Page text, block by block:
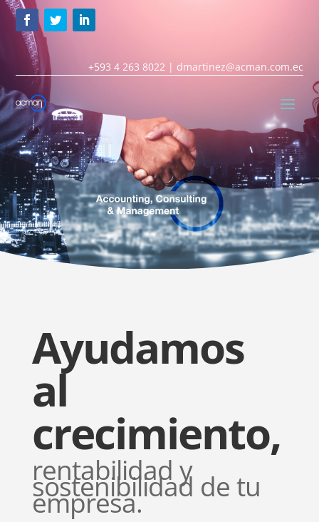
+593 4 263 8022 | dmartinez@acman.com.ec
Ayudamos
al
crecimiento,
rentabilidad y
sostenibilidad de tu
empresa.